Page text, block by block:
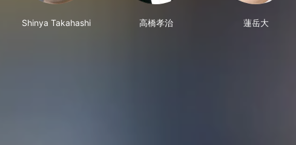
Shinya Takahashi 高橋孝治 蓮岳大